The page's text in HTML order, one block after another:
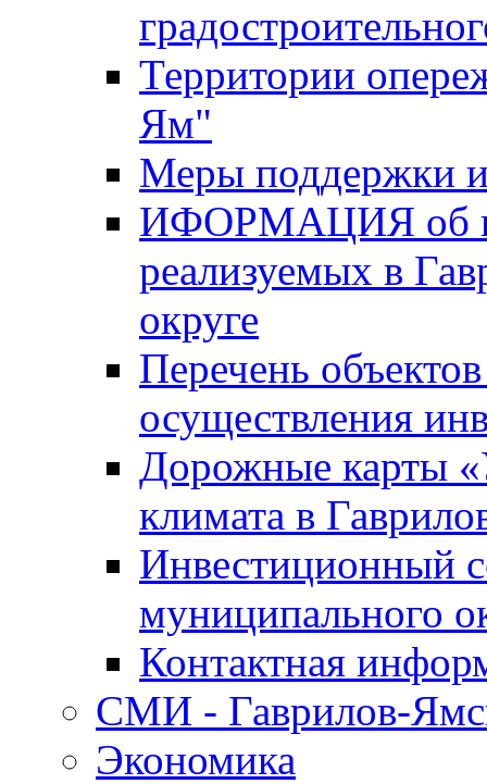
Территории
Ям"
Меры поддержки
ИФОРМАЦИЯ об
реализуемых в
округе
Перечень
осуществления
Дорожные карты
климата в
Инвестиционный
муниципального
Контактная
СМИ - Гаврилов-
Экономика